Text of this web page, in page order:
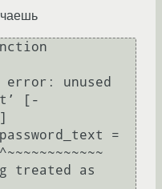
unused
[-
treated as